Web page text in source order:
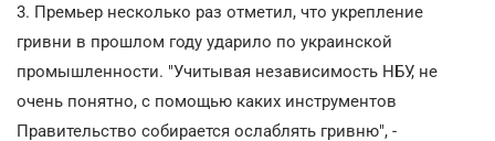
3. Премьер несколько раз отметил, что укрепление
гривни в прошлом году ударило по украинской
промышленности. "Учитывая независимость НБУ, не
очень понятно, с помощью каких инструментов
Правительство собирается ослаблять гривню", -